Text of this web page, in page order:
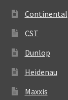
Continental
CST
Dunlop
Heidenau
Maxxis